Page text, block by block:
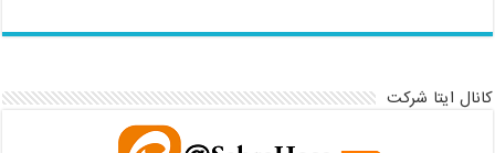
کانال ایتا شرکت